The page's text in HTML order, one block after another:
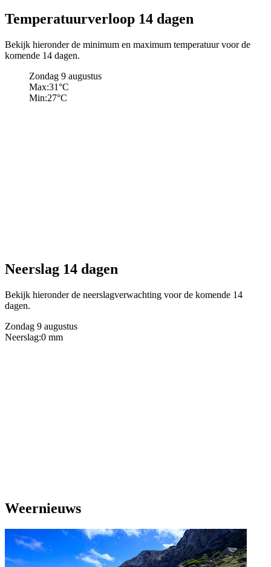
Temperatuurverloop 14 dagen
Bekijk hieronder de minimum en maximum temperatuur voor de
komende 14 dagen.
Zondag 9 augustus
Max:31°C
Min:27°C
Neerslag 14 dagen
Bekijk hieronder de neerslagverwachting voor de komende 14
dagen.
Zondag 9 augustus
Neerslag:0 mm
Weernieuws